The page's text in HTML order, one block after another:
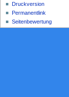
Druckversion
Permanentlink
Seitenbewertung